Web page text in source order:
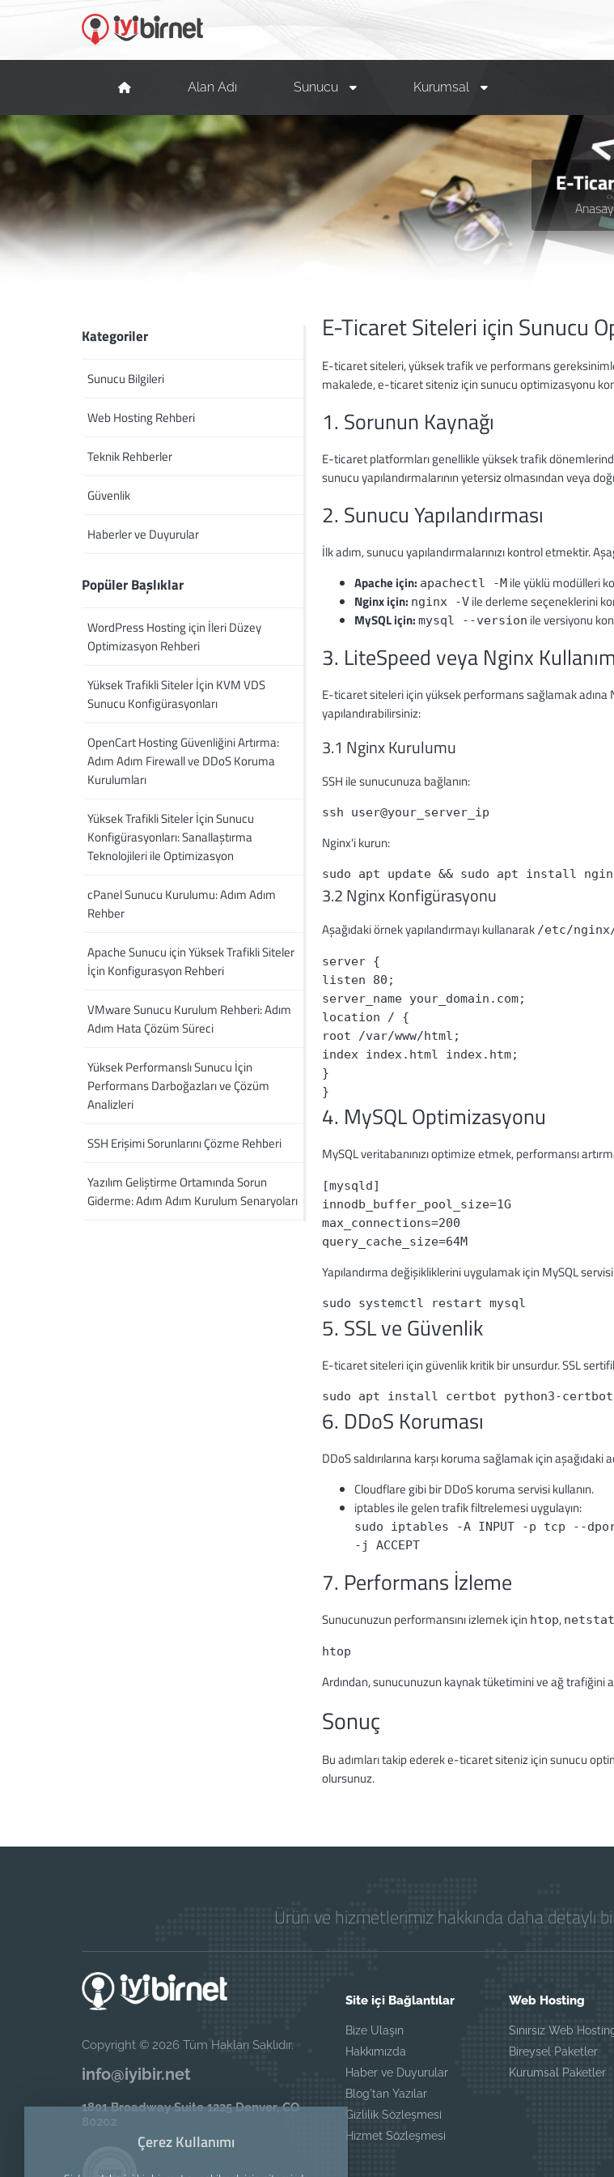
Alan Adı Sunucu Kurumsal
E-
E-Ticaret Siteleri için Sunucu
E-ticaret siteleri, yüksek trafik ve performans
makalede, e-ticaret siteniz için sunucu optimizasyonu
1. Sorunun Kaynağı
E-ticaret platformları genellikle yüksek trafik
sunucu yapılandırmalarının yetersiz olmasından veya
2. Sunucu Yapılandırması
İlk adım, sunucu yapılandırmalarınızı kontrol etmektir.
Apache için: apachectl -Mile yüklü modülleri
Nginx için: nginx -Vile derleme seçeneklerini
MySQL için: mysql --version ile versiyonu
3. LiteSpeed veya Nginx
E-ticaret siteleri için yüksek performans sağlamak adına
yapılandırabilirsiniz:
3.1 Nginx Kurulumu
SSH ile sunucunuza bağlanın:
ssh user@your_server_ip
Nginx'i kurun:
sudo apt update && sudo apt install
3.2 Nginx Konfigürasyonu
Aşağıdaki örnek yapılandırmayı kullanarak /etc/
server {
listen 80;
server_name your_domain.com;
location / {
root /var/www/html;
index index.html index.htm;
}
}
4. MySQL Optimizasyonu
MySQL veritabanınızı optimize etmek, performansı
[mysqld]
innodb_buffer_pool_size=1G
max_connections=200
query_cache_size=64M
Yapılandırma değişikliklerini uygulamak için MySQL
sudo systemctl restart mysql
5. SSL ve Güvenlik
E-ticaret siteleri için güvenlik kritik bir unsurdur. SSL
sudo apt install certbot python3-
6. DDoS Koruması
DDoS saldırılarına karşı koruma sağlamak için aşağıdaki
Cloudflare gibi bir DDoS koruma servisi kullanın.
iptables ile gelen trafik filtrelemesi uygulayın:
sudo iptables -A INPUT -p tcp --
-j ACCEPT
7. Performans İzleme
Sunucunuzun performansını izlemek için htop, netstat
htop
Ardından, sunucunuzun kaynak tüketimini ve ağ trafiğini
Sonuç
Bu adımları takip ederek e-ticaret siteniz için sunucu
olursunuz.
Kategoriler
Sunucu Bilgileri
Web Hosting Rehberi
Teknik Rehberler
Güvenlik
Haberler ve Duyurular
Popüler Başlıklar
WordPress Hosting için İleri Düzey
Optimizasyon Rehberi
Yüksek Trafikli Siteler İçin KVM VDS
Sunucu Konfigürasyonları
OpenCart Hosting Güvenliğini Artırma:
Adım Adım Firewall ve DDoS Koruma
Kurulumları
Yüksek Trafikli Siteler İçin Sunucu
Konfigürasyonları: Sanallaştırma
Teknolojileri ile Optimizasyon
cPanel Sunucu Kurulumu: Adım Adım
Rehber
Apache Sunucu için Yüksek Trafikli Siteler
İçin Konfigurasyon Rehberi
VMware Sunucu Kurulum Rehberi: Adım
Adım Hata Çözüm Süreci
Yüksek Performanslı Sunucu İçin
Performans Darboğazları ve Çözüm
Analizleri
SSH Erişimi Sorunlarını Çözme Rehberi
Yazılım Geliştirme Ortamında Sorun
Giderme: Adım Adım Kurulum Senaryoları
Ürün ve hizmetlerimiz hakkında daha detaylı
Copyright © 2026 Tüm Hakları Saklıdır.
info@iyibir.net
1801 Broadway Suite 1225 Denver, CO
Site içi Bağlantılar
Bize Ulaşın
Hakkımızda
Haber ve Duyurular
Blog'tan Yazılar
Gizlilik Sözleşmesi
Hizmet Sözleşmesi
Web Hosting
Sınırsız Web
Bireysel Paketler
Kurumsal Paketler
Çerez Kullanımı